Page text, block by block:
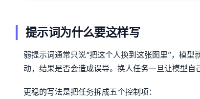
提示词为什么要这样写
弱提示词通常只说“把这个人换到这张图里”，模
动，结果是否会造成误导。换人任务一旦让模型自
更稳的写法是把任务拆成五个控制项：